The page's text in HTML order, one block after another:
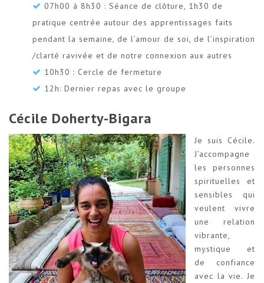
07h00 à 8h30 : Séance de clôture, 1h30 de
pratique centrée autour des apprentissages faits
pendant la semaine, de l’amour de soi, de l’inspiration
/clarté ravivée et de notre connexion aux autres
10h30 : Cercle de fermeture
12h: Dernier repas avec le groupe
Cécile Doherty-Bigara
Je suis Cécile.
J’accompagne
les personnes
spirituelles et
sensibles qui
veulent vivre
une relation
vibrante,
mystique et
de confiance
avec la vie. Je